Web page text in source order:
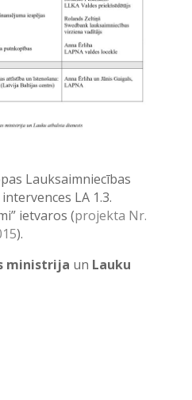
Lauksaimniecības
LA 1.3.
ietvaros (projekta Nr.
).
ministrija un Lauku